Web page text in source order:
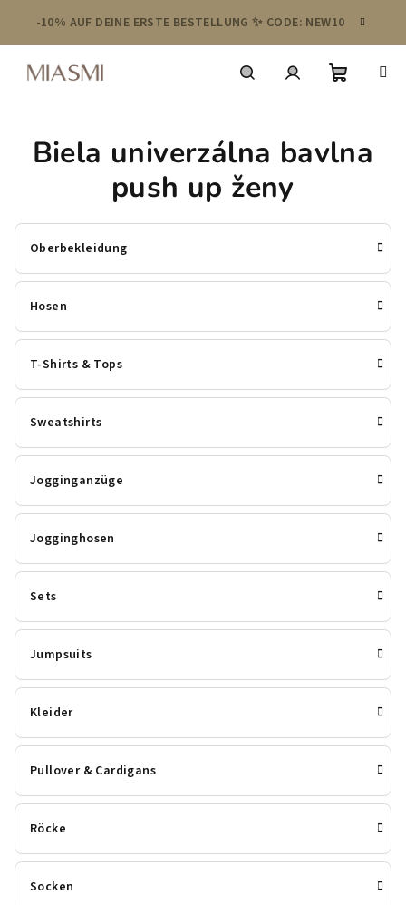
springen
-10% AUF DEINE ERSTE BESTELLUNG ✨ CODE: NEW10
Biela univerzálna bavlna
push up ženy
Oberbekleidung
Hosen
T-Shirts & Tops
Sweatshirts
Jogginganzüge
Jogginghosen
Sets
Jumpsuits
Kleider
Pullover & Cardigans
Röcke
Socken